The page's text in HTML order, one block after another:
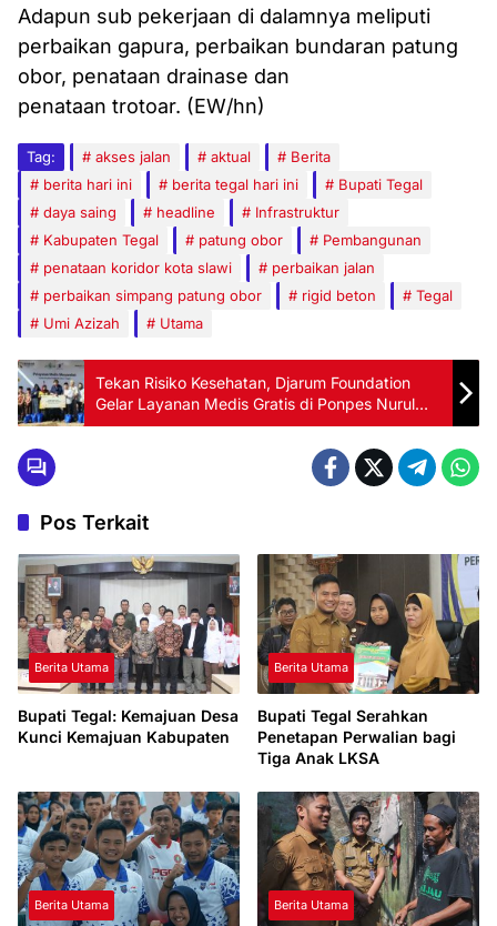
Adapun sub pekerjaan di dalamnya meliputi
perbaikan gapura, perbaikan bundaran patung
obor, penataan drainase dan
penataan trotoar. (EW/hn)
Tag: akses jalan aktual
Berita
berita hari ini
berita tegal hari ini
Bupati Tegal
daya saing
headline
Infrastruktur
Kabupaten Tegal
patung obor
Pembangunan
penataan koridor kota slawi
perbaikan jalan
perbaikan simpang patung obor
rigid beton
Tegal
Umi Azizah
Utama
Tekan Risiko Kesehatan, Djarum Foundation
Gelar Layanan Medis Gratis di Ponpes Nurul
Hikmah
Pos Terkait
Berita Utama
Bupati Tegal: Kemajuan Desa
Kunci Kemajuan Kabupaten
Berita Utama
Bupati Tegal Serahkan
Penetapan Perwalian bagi
Tiga Anak LKSA
Berita Utama Berita Utama